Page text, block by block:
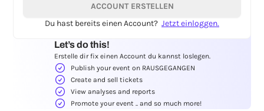
Let’s do this!
Erstelle dir fix einen Account du kannst loslegen.
Publish your event on RAUSGEGANGEN
Create and sell tickets
View analyses and reports
Promote your event .. and so much more!
ACCOUNT ERSTELLEN
Du hast bereits einen Account? Jetzt einloggen.